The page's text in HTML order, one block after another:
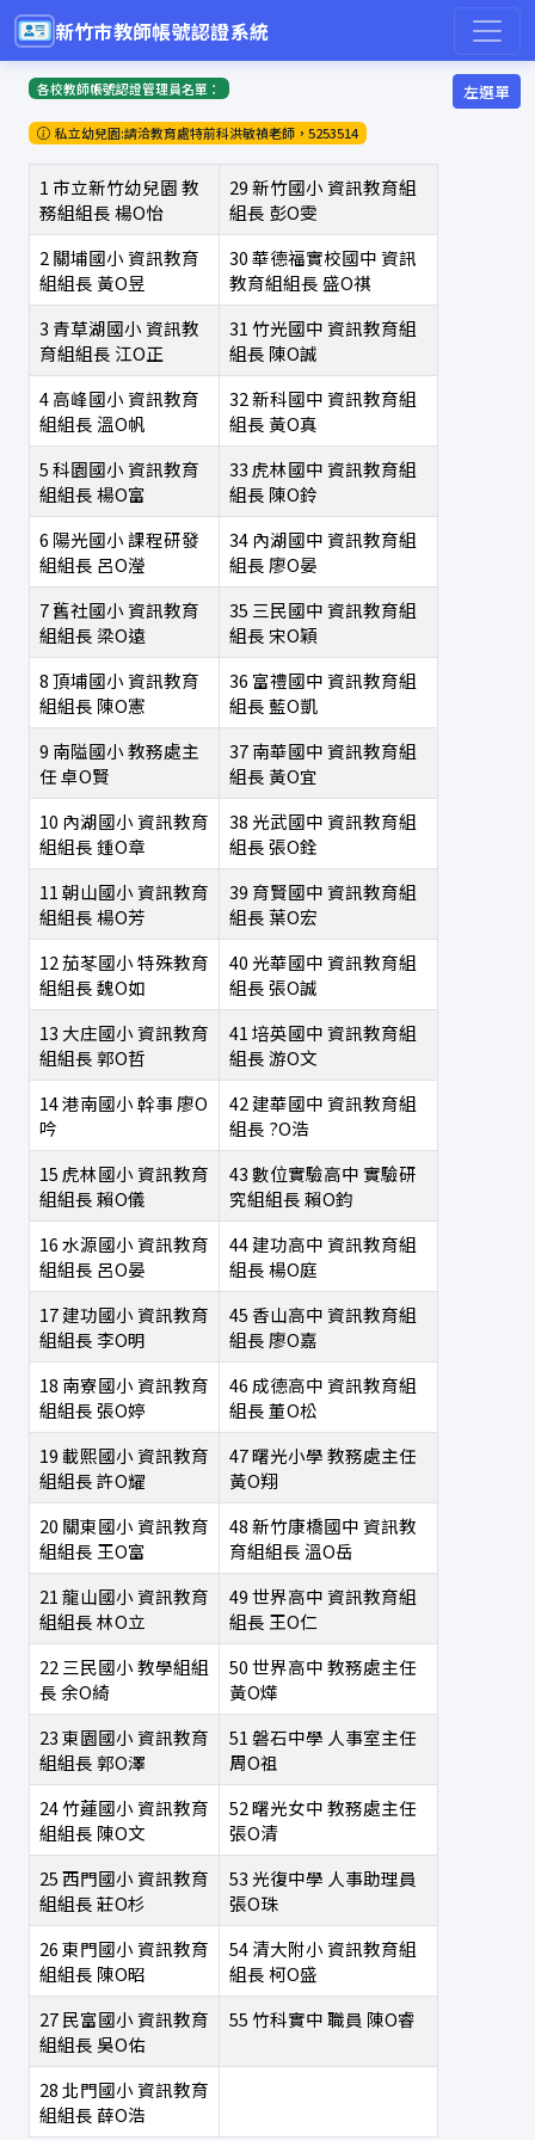
新竹市教師帳號認證系統
左選單
各校教師帳號認證管理員名單：
私立幼兒園:請洽教育處特前科洪敏禎老師，5253514
1 市立新竹幼兒園教
務組組長楊O怡
29新竹國小資訊教育組
組長 彭O雯
2關埔國小資訊教育
組組長 黃O昱
30華德福實校國中資訊
教育組組長盛O祺
3 青草湖國小資訊教
育組組長 江O正
31 竹光國中資訊教育組
組長 陳O誠
4高峰國小資訊教育
組組長溫O帆
32新科國中資訊教育組
組長 黃O真
5科園國小資訊教育
組組長楊O富
33 虎林國中資訊教育組
組長 陳O鈴
6 陽光國小課程研發
組組長 呂O瀅
34內湖國中資訊教育組
組長 廖O晏
7舊社國小資訊教育
組組長 梁O遠
35 三民國中資訊教育組
組長 宋O穎
8頂埔國小資訊教育
組組長 陳O憲
36 富禮國中資訊教育組
組長藍O凱
9 南隘國小教務處主
任卓O賢
37南華國中資訊教育組
組長 黃O宜
10 內湖國小資訊教育
組組長鍾O章
38 光武國中資訊教育組
組長 張O銓
11 朝山國小資訊教育
組組長楊O芳
39 育賢國中資訊教育組
組長葉O宏
12茄苳國小特殊教育
組組長魏O如
40 光華國中資訊教育組
組長 張O誠
13 大庄國小資訊教育
組組長郭O哲
41 培英國中資訊教育組
組長游O文
14港南國小幹事廖O
吟
42建華國中資訊教育組
組長 ?O浩
15 虎林國小資訊教育
組組長賴O儀
43數位實驗高中 實驗研
究組組長賴O鈞
16水源國小資訊教育
組組長 呂O晏
44建功高中資訊教育組
組長楊O庭
17建功國小資訊教育
組組長 李O明
45 香山高中資訊教育組
組長 廖O嘉
18 南寮國小資訊教育
組組長 張O婷
46 成德高中資訊教育組
組長董O松
19載熙國小資訊教育
組組長許O耀
47曙光小學教務處主任
黃O翔
20 關東國小資訊教育
組組長 王O富
48新竹康橋國中資訊教
育組組長溫O岳
21 龍山國小資訊教育
組組長林O立
49世界高中資訊教育組
組長 王O仁
22三民國小教學組組
長余O綺
50世界高中教務處主任
黃O燁
23東園國小資訊教育
組組長郭O澤
51 磐石中學 人事室主任
周O祖
24竹蓮國小資訊教育
組組長 陳O文
52曙光女中教務處主任
張O清
25西門國小資訊教育
組組長莊O杉
53 光復中學 人事助理員
張O珠
26東門國小資訊教育
組組長 陳O昭
54清大附小資訊教育組
組長柯O盛
27民富國小資訊教育
組組長 吳O佑
55 竹科實中職員 陳O睿
28北門國小資訊教育
組組長 薛O浩